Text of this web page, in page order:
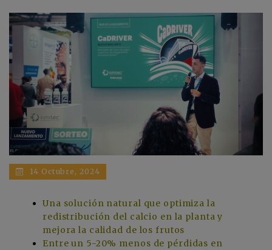
14 Octubre, 2024
Una solución natural que optimiza la
redistribución del calcio en la planta y
mejora la calidad de los frutos
Entre un 5-20% menos de pérdidas en